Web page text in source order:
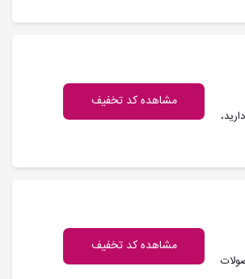
مشاهده کد تخفیف
تومان از محصولات
مشاهده کد تخفیف